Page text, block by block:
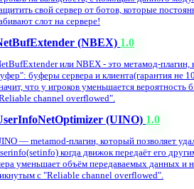
свой сервер от ботов, которые
слот на сервере!
(NBEX) 1.0
или NBEX - это метамод-
буферы сервера и клиента(гарантия не
что у игроков уменьшается
channel overflowed".
(UINO) 1.0
— metamod-плагин, который позволяет
когда движок передаёт его
уменьшает объём передаваемых данных и
с "Reliable channel overflowed".